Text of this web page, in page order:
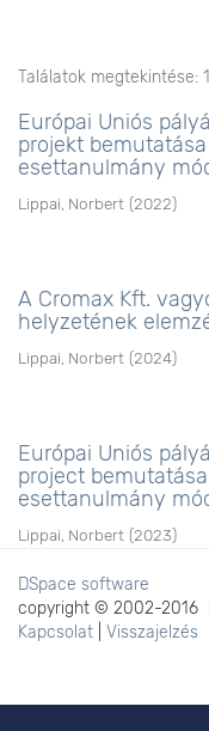
Találatok megtekintése:
Európai Uniós
projekt
esettanulmány
Lippai, Norbert (2022)
A Cromax Kft.
helyzetének
Lippai, Norbert (2024)
Európai Uniós
project
esettanulmány
Lippai, Norbert (2023)
DSpace software
copyright © 2002-2016
Kapcsolat
Visszajelzés